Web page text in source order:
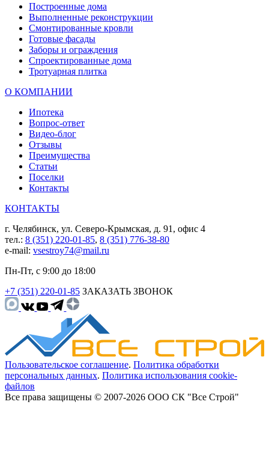
Построенные дома
Выполненные реконструкции
Смонтированные кровли
Готовые фасады
Заборы и ограждения
Спроектированные дома
Тротуарная плитка
О КОМПАНИИ
Ипотека
Вопрос-ответ
Видео-блог
Отзывы
Преимущества
Статьи
Поселки
Контакты
КОНТАКТЫ
г. Челябинск, ул. Северо-Крымская, д. 91, офис 4
тел.: 8 (351) 220-01-85, 8 (351) 776-38-80
e-mail: vsestroy74@mail.ru
Пн-Пт, с 9:00 до 18:00
+7 (351) 220-01-85 ЗАКАЗАТЬ ЗВОНОК
Пользовательское соглашение. Политика обработки
персональных данных. Политика использования cookie-
файлов
Все права защищены © 2007-2026 ООО СК "Все Строй"